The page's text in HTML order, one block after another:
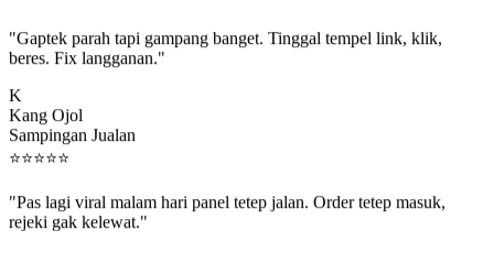
beres. Fix langganan."
Kang Ojol
Sampingan Jualan
⭐⭐⭐⭐⭐
rejeki gak kelewat."